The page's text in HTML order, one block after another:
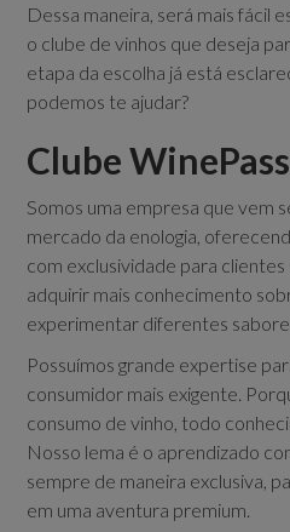
Dessa maneira, será mais fácil
o clube de vinhos que deseja
etapa da escolha já está
podemos te ajudar?
Clube WinePass
Somos uma empresa que vem
mercado da enologia,
com exclusividade para
adquirir mais conhecimento
experimentar diferentes
Possuímos grande expertise
consumidor mais exigente.
consumo de vinho, todo
Nosso lema é o aprendizado
sempre de maneira exclusiva,
em uma aventura premium.